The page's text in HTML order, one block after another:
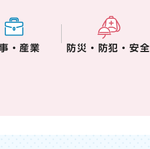
・産業 防災・防犯・安全